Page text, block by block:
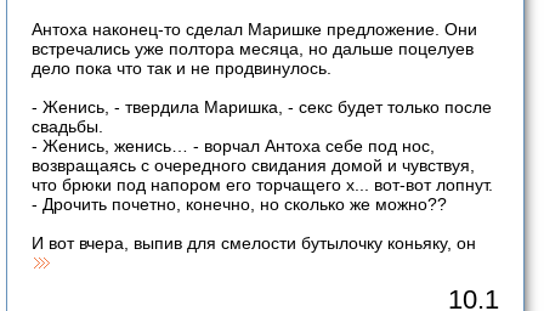
Антоха наконец-то сделал Маришке предложение. Они
встречались уже полтора месяца, но дальше поцелуев
дело пока что так и не продвинулось.
- Женись, - твердила Маришка, - секс будет только после
свадьбы.
- Женись, женись… - ворчал Антоха себе под нос,
возвращаясь с очередного свидания домой и чувствуя,
что брюки под напором его торчащего x... вот-вот лопнут.
- Дрочить почетно, конечно, но сколько же можно??
И вот вчера, выпив для смелости бутылочку коньяку, он
10.1